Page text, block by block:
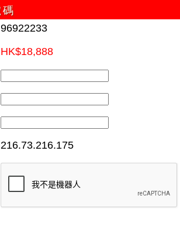
96922233
HK$18,888
216.73.216.175